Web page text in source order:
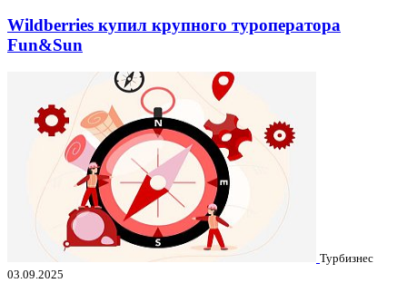
Wildberries купил крупного туроператора
Fun&Sun
Турбизнес
03.09.2025